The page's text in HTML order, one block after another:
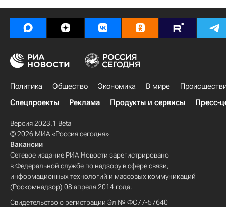
Политика Общество Экономика В мире
Спецпроекты
Реклама Продукты и сервисы Пресс-
Версия 2023.1 Beta
© 2026 МИА «Россия сегодня»
Вакансии
Сетевое издание РИА Новости зарегистрировано
в Федеральной службе по надзору в сфере связи,
информационных технологий и массовых коммуникаций
(Роскомнадзор) 08 апреля 2014 года.
Свидетельство о регистрации Эл № ФС77-57640